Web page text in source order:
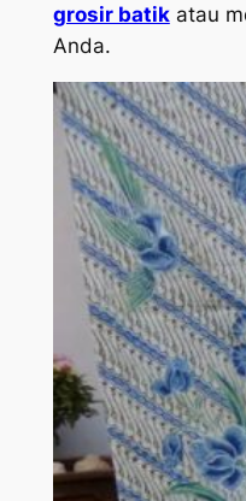
grosir batikatau
Anda.